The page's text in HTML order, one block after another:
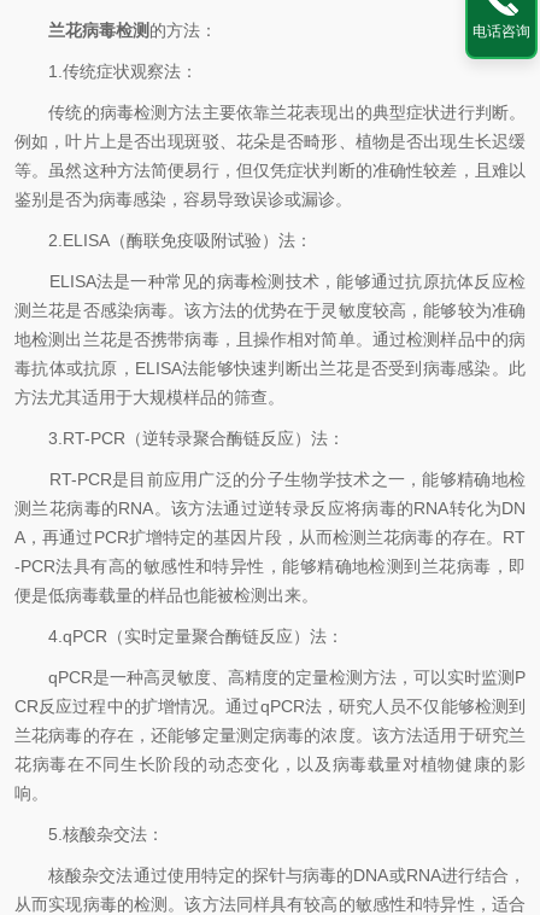
兰花病毒检测的方法：
1.传统症状观察法：
传统的病毒检测方法主要依靠兰花表现出的典型症状进行判断。
例如，叶片上是否出现斑驳、花朵是否畸形、植物是否出现生长迟缓
等。虽然这种方法简便易行，但仅凭症状判断的准确性较差，且难以
鉴别是否为病毒感染，容易导致误诊或漏诊。
2.ELISA（酶联免疫吸附试验）法：
ELISA法是一种常见的病毒检测技术，能够通过抗原抗体反应检
测兰花是否感染病毒。该方法的优势在于灵敏度较高，能够较为准确
地检测出兰花是否携带病毒，且操作相对简单。通过检测样品中的病
毒抗体或抗原，ELISA法能够快速判断出兰花是否受到病毒感染。此
方法尤其适用于大规模样品的筛查。
3.RT-PCR（逆转录聚合酶链反应）法：
RT-PCR是目前应用广泛的分子生物学技术之一，能够精确地检
测兰花病毒的RNA。该方法通过逆转录反应将病毒的RNA转化为DN
A，再通过PCR扩增特定的基因片段，从而检测兰花病毒的存在。RT
-PCR法具有高的敏感性和特异性，能够精确地检测到兰花病毒，即
便是低病毒载量的样品也能被检测出来。
4.qPCR（实时定量聚合酶链反应）法：
qPCR是一种高灵敏度、高精度的定量检测方法，可以实时监测P
CR反应过程中的扩增情况。通过qPCR法，研究人员不仅能够检测到
兰花病毒的存在，还能够定量测定病毒的浓度。该方法适用于研究兰
花病毒在不同生长阶段的动态变化，以及病毒载量对植物健康的影
响。
5.核酸杂交法：
核酸杂交法通过使用特定的探针与病毒的DNA或RNA进行结合，
从而实现病毒的检测。该方法同样具有较高的敏感性和特异性，适合
电话咨询